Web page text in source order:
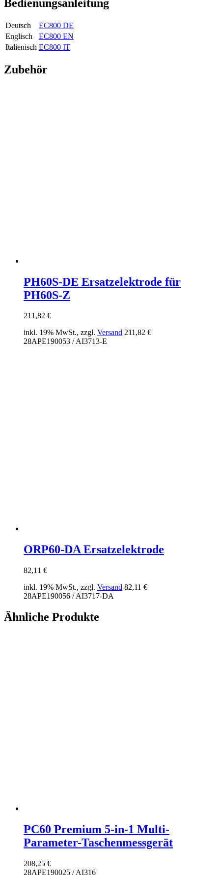
Bedienungsanleitung
Deutsch
EC800 DE
Englisch
EC800 EN
Italienisch EC800 IT
Zubehör
PH60S-DE Ersatzelektrode für
PH60S-Z
211,82 €
inkl. 19% MwSt., zzgl. Versand 211,82 €
28APE190053 / AI3713-E
ORP60-DA Ersatzelektrode
82,11 €
inkl. 19% MwSt., zzgl. Versand 82,11 €
28APE190056 / AI3717-DA
Ähnliche Produkte
PC60 Premium 5-in-1 Multi-
Parameter-Taschenmessgerät
208,25 €
28APE190025 / AI316